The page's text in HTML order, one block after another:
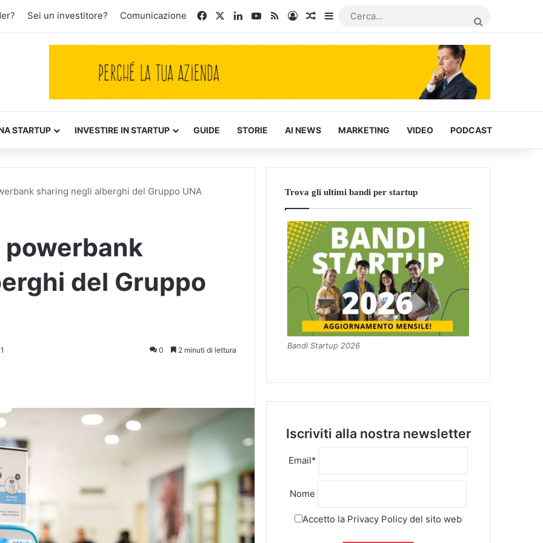
Sei un investitore? Comunicazione FacebookLinkedInYou Tube
RSSAccediArticoli Casuali
Barra laterale
STARTUP INVESTIRE IN STARTUP GUIDE STORIE AI NEWS MARKETING VIDEO PODCAST
sharing negli alberghi del Gruppo UNA
del Gruppo
0 2 minuti di lettura
Trova gli ultimi bandi per startup
Bandi Startup 2026
Iscriviti alla nostra newsletter
Email*
Nome
Accetto la Privacy Policy del sito web